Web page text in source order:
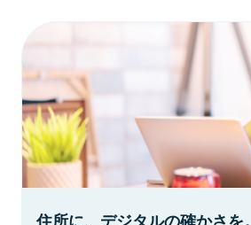
住所に、デジタルの確かさを。